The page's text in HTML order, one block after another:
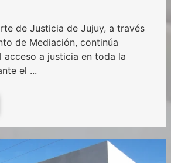
de Justicia de Jujuy, a través
de Mediación, continúa
a justicia en toda la
el ...